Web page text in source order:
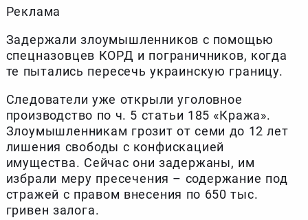
Реклама
Задержали злоумышленников с помощью
спецназовцев КОРД и пограничников, когда
те пытались пересечь украинскую границу.
Следователи уже открыли уголовное
производство по ч. 5 статьи 185 «Кража».
Злоумышленникам грозит от семи до 12 лет
лишения свободы с конфискацией
имущества. Сейчас они задержаны, им
избрали меру пресечения – содержание под
стражей с правом внесения по 650 тыс.
гривен залога.